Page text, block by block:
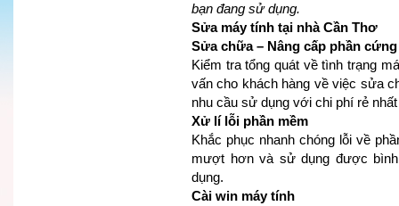
bạn đang sử dụng.
Sửa máy tính tại nhà Cần Thơ
Sửa chữa – Nâng cấp phần cứng
Kiểm tra tổng quát về tình trạng
vấn cho khách hàng về việc sửa
nhu cầu sử dụng với chi phí rẻ nhất
Xử lí lỗi phần mềm
Khắc phục nhanh chóng lỗi về
mượt hơn và sử dụng được
dụng.
Cài win máy tính